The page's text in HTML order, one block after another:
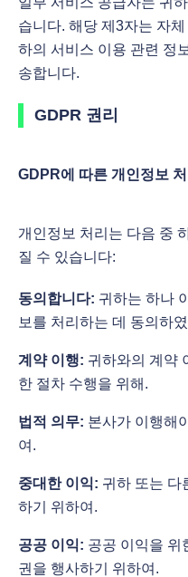
습니다. 해당 제3자는 자
하의 서비스 이용 관련 정
송합니다.
GDPR 권리
GDPR에 따른 개인정보
개인정보 처리는 다음 중
질 수 있습니다:
동의합니다: 귀하는 하나
보를 처리하는 데 동의하
계약 이행: 귀하와의 계약
한 절차 수행을 위해.
법적 의무: 본사가 이행해
여.
중대한 이익: 귀하 또는 다
하기 위하여.
공공 이익: 공공 이익을 위
권을 행사하기 위하여.